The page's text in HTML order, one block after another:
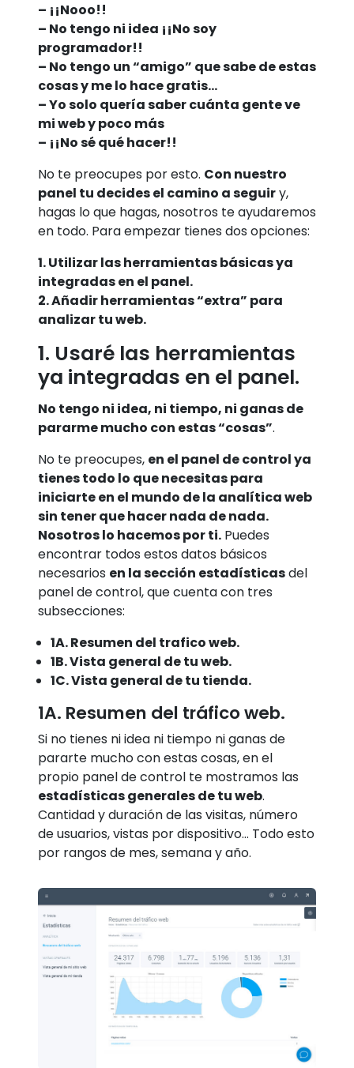
– ¡¡Nooo!!
– No tengo ni idea ¡¡No soy
programador!!
– No tengo un “amigo” que sabe de estas
cosas y me lo hace gratis…
– Yo solo quería saber cuánta gente ve
mi web y poco más
– ¡¡No sé qué hacer!!
No te preocupes por esto. Con nuestro
panel tu decides el camino a seguiry,
hagas lo que hagas, nosotros te ayudaremos
en todo. Para empezar tienes dos opciones:
1. Utilizar las herramientas básicas ya
integradas en el panel.
2. Añadir herramientas “extra” para
analizar tu web.
1. Usaré las herramientas
ya integradas en el panel.
No tengo ni idea, ni tiempo, ni ganas de
pararme mucho con estas “cosas”.
No te preocupes, en el panel de control ya
tienes todo lo que necesitas para
iniciarte en el mundo de la analítica web
sin tener que hacer nada de nada.
Nosotros lo hacemos por ti. Puedes
encontrar todos estos datos básicos
necesarios en la sección estadísticasdel
panel de control, que cuenta con tres
subsecciones:
1A. Resumen del trafico web.
1B. Vista general de tu web.
1C. Vista general de tu tienda.
1A. Resumen del tráfico web.
Si no tienes ni idea ni tiempo ni ganas de
pararte mucho con estas cosas, en el
propio panel de control te mostramos las
estadísticas generales de tu web.
Cantidad y duración de las visitas, número
de usuarios, vistas por dispositivo… Todo esto
por rangos de mes, semana y año.